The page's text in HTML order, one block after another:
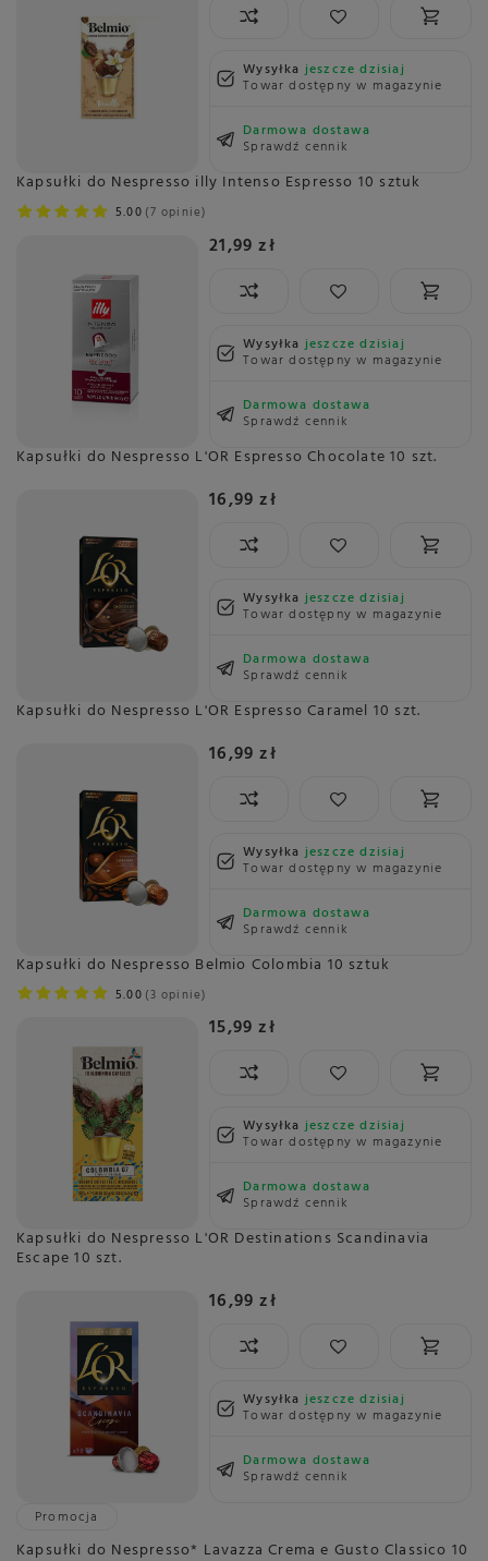
Wysyłkajeszcze dzisiaj
Towar dostępny w magazynie
Darmowa dostawa
Sprawdź cennik
Kapsułki do Nespresso illy Intenso Espresso 10 sztuk
5.00 7 opinie
21,99 zł
Wysyłkajeszcze dzisiaj
Towar dostępny w magazynie
Darmowa dostawa
Sprawdź cennik
Kapsułki do Nespresso L'OR Espresso Chocolate 10 szt.
16,99 zł
Wysyłkajeszcze dzisiaj
Towar dostępny w magazynie
Darmowa dostawa
Sprawdź cennik
Kapsułki do Nespresso L'OR Espresso Caramel 10 szt.
16,99 zł
Wysyłkajeszcze dzisiaj
Towar dostępny w magazynie
Darmowa dostawa
Sprawdź cennik
Kapsułki do Nespresso Belmio Colombia 10 sztuk
5.00 3 opinie
15,99 zł
Wysyłkajeszcze dzisiaj
Towar dostępny w magazynie
Darmowa dostawa
Sprawdź cennik
Kapsułki do Nespresso L'OR Destinations Scandinavia
Escape 10 szt.
16,99 zł
Wysyłkajeszcze dzisiaj
Towar dostępny w magazynie
Darmowa dostawa
Sprawdź cennik
Promocja
Kapsułki do Nespresso* Lavazza Crema e Gusto Classico 10